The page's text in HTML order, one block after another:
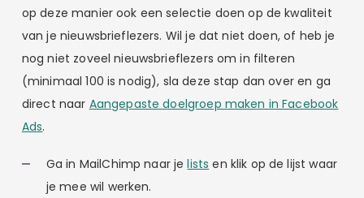
op deze manier ook een selectie doen op de kwaliteit
van je nieuwsbrieflezers. Wil je dat niet doen, of heb je
nog niet zoveel nieuwsbrieflezers om in filteren
(minimaal 100 is nodig), sla deze stap dan over en ga
direct naar Aangepaste doelgroep maken in Facebook
Ads.
Ga in MailChimp naar jelists en klik op de lijst waar
je mee wil werken.